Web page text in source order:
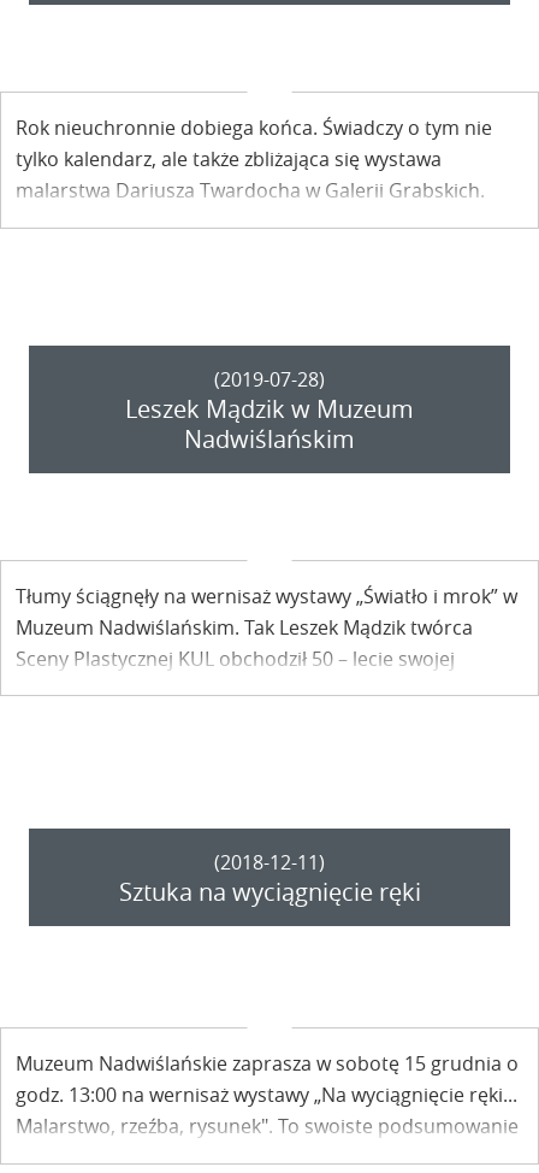
Rok nieuchronnie dobiega końca. Świadczy o tym nie
tylko kalendarz, ale także zbliżająca się wystawa
malarstwa Dariusza Twardocha w Galerii Grabskich.
Jego Ludzieńkowie pojawiają się tu cyklicznie właśnie o
(2019-07-28)
Leszek Mądzik w Muzeum
Nadwiślańskim
Tłumy ściągnęły na wernisaż wystawy „Światło i mrok” w
Muzeum Nadwiślańskim. Tak Leszek Mądzik twórca
Sceny Plastycznej KUL obchodził 50 – lecie swojej
twórczości.
(2018-12-11)
Sztuka na wyciągnięcie ręki
Muzeum Nadwiślańskie zaprasza w sobotę 15 grudnia o
godz. 13:00 na wernisaż wystawy „Na wyciągnięcie ręki...
Malarstwo, rzeźba, rysunek". To swoiste podsumowanie
pięciu edycji Międzynarodowego Pleneru Artystycznego